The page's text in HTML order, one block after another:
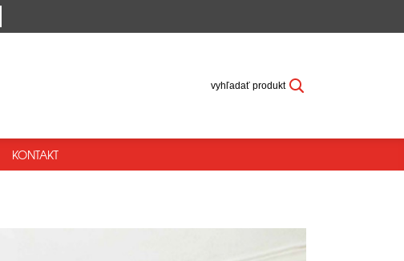
vyhľadať produkt
KONTAKT